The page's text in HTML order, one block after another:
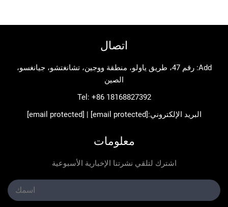
Add: رقم 47، طريق ياولو، منطقة ووجين، تشانغتشو، جيانغسو،
Tel:+86 18168827392
الإلكتروني:[email protected]
|
[email protected]
معلومات
اشترك لتلقي نشرتنا الإخبارية الأسبوعية